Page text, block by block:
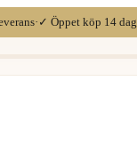
· ✓ Öppet köp 14